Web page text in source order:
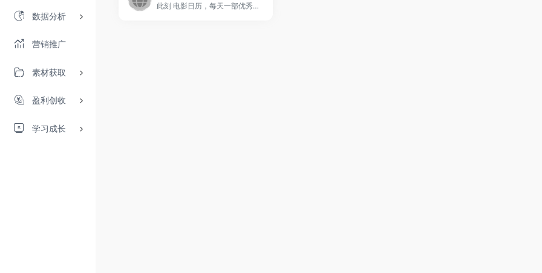
数据分析
营销推广
素材获取
盈利创收
学习成长
此刻 电影日历，每天一部优秀电影。电影爱好者的心灵港湾，在这里，发现电影，享受电影，分享电影。